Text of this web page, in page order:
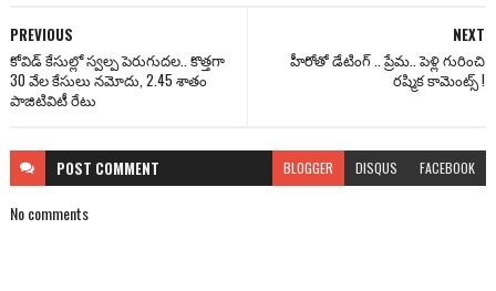
NEXT
హీరోతో డేటింగ్ .. ప్రేమ.. పెళ్లి గురించి
రష్మిక కామెంట్స్ !
PREVIOUS
కోవిడ్ కేసుల్లో స్వల్ప పెరుగుదల.. కొత్తగా
30 వేల కేసులు నమోదు, 2.45 శాతం
పాజిటివిటీ రేటు
POST COMMENT BLOGGER DISQUS FACEBOOK
No comments